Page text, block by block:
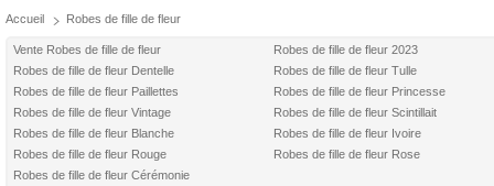
Accueil Robes de fille de fleur
Vente Robes de fille de fleur
Robes de fille de fleur 2023
Robes de fille de fleur Dentelle
Robes de fille de fleur Tulle
Robes de fille de fleur Paillettes
Robes de fille de fleur Princesse
Robes de fille de fleur Vintage
Robes de fille de fleur Scintillait
Robes de fille de fleur Blanche
Robes de fille de fleur Ivoire
Robes de fille de fleur Rouge
Robes de fille de fleur Rose
Robes de fille de fleur Cérémonie